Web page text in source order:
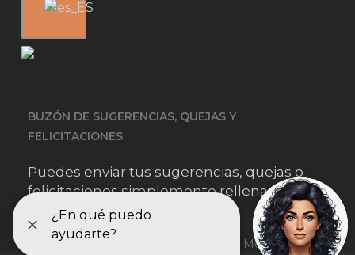
BUZÓN DE SUGERENCIAS, QUEJAS Y
FELICITACIONES
Puedes enviar tus sugerencias, quejas o
felicitaciones simplemente rellenando este
formulario.